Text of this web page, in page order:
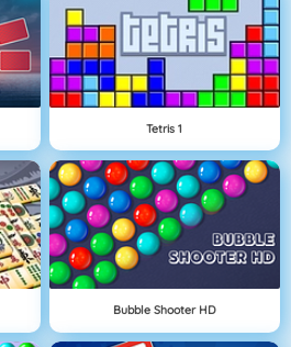
Tetris 1
Bubble Shooter HD